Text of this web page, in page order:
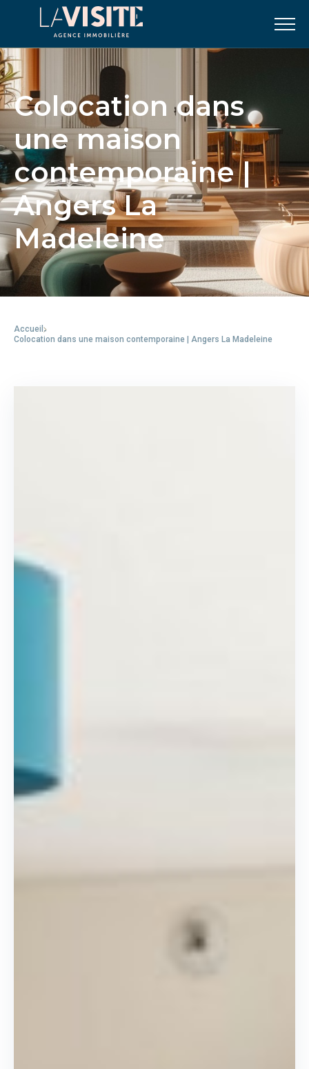
Colocation dans
une maison
contemporaine |
Angers La
Madeleine
Accueil -
Colocation dans une maison contemporaine | Angers La Madeleine